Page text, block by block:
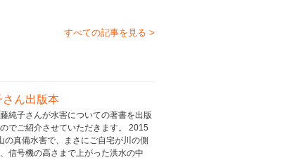
すべての記事を見る >
ん出版本
純子さんが水害についての著書を出版
でご紹介させていただきます。 2015
の真備水害で、まさにご自宅が川の側
信号機の高さまで上がった洪水の中